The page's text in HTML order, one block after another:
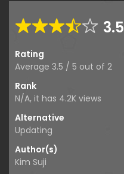
3.5
Rating
Average 3.5 / 5 out of 2
Rank
N/A, it has 4.2K views
Alternative
Updating
Author(s)
Kim Suji